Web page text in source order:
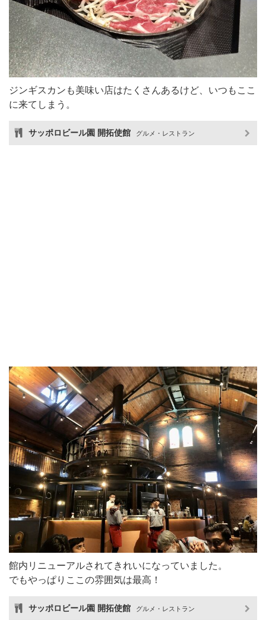
ジンギスカンも美味い店はたくさんあるけど、いつもここ
に来てしまう。
サッポロビール園 開拓使館 グルメ・レストラン
館内リニューアルされてきれいになっていました。
でもやっぱりここの雰囲気は最高！
サッポロビール園 開拓使館 グルメ・レストラン